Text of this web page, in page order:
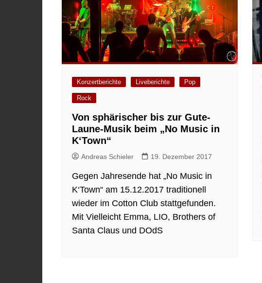
Konzertberichte Liveberichte Pop
Rock
Von sphärischer bis zur Gute-
Laune-Musik beim „No Music in
K‘Town“
Andreas Schieler 19. Dezember 2017
Gegen Jahresende hat „No Music in
K‘Town“ am 15.12.2017 traditionell
wieder im Cotton Club stattgefunden.
Mit Vielleicht Emma, LIO, Brothers of
Santa Claus und DOdS